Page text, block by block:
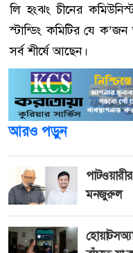
লি হংঝং চীনের
স্টান্ডিং কমিটির যে
সর্ব শীর্ষে আছেন।
আরও পড়ুন
মনজুরুল